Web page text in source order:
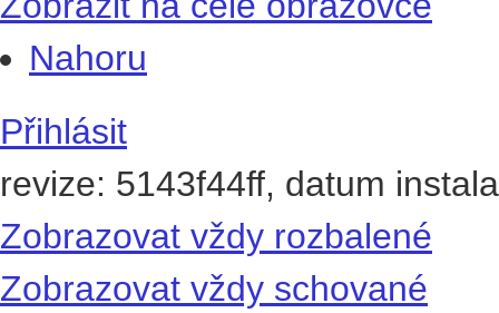
Nahoru
Přihlásit
revize: 5143f44ff, datum
Zobrazovat vždy rozbalené
Zobrazovat vždy schované